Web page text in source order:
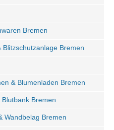
Bremen
Blitzschutzanlage Bremen
& Blumenladen Bremen
Bremen
Wandbelag Bremen